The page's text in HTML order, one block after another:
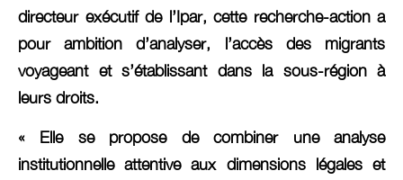
directeur exécutif de l’Ipar, cette recherche-action a
pour ambition d’analyser, l’accès des migrants
voyageant et s’établissant dans la sous-région à
leurs droits.
« Elle se propose de combiner une analyse
institutionnelle attentive aux dimensions légales et